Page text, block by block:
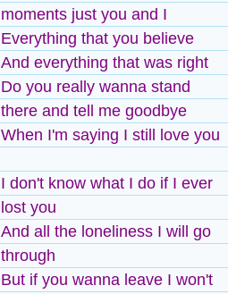
moments just you and I
Everything that you believe
And everything that was right
Do you really wanna stand
there and tell me goodbye
When I'm saying I still love you
I don't know what I do if I ever
lost you
And all the loneliness I will go
through
But if you wanna leave I won't